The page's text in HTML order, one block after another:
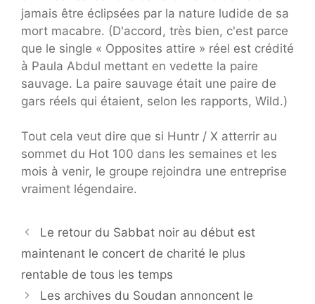
jamais être éclipsées par la nature ludide de sa
mort macabre. (D'accord, très bien, c'est parce
que le single « Opposites attire » réel est crédité
à Paula Abdul mettant en vedette la paire
sauvage. La paire sauvage était une paire de
gars réels qui étaient, selon les rapports, Wild.)
Tout cela veut dire que si Huntr / X atterrir au
sommet du Hot 100 dans les semaines et les
mois à venir, le groupe rejoindra une entreprise
vraiment légendaire.
Le retour du Sabbat noir au début est
maintenant le concert de charité le plus
rentable de tous les temps
Les archives du Soudan annoncent le